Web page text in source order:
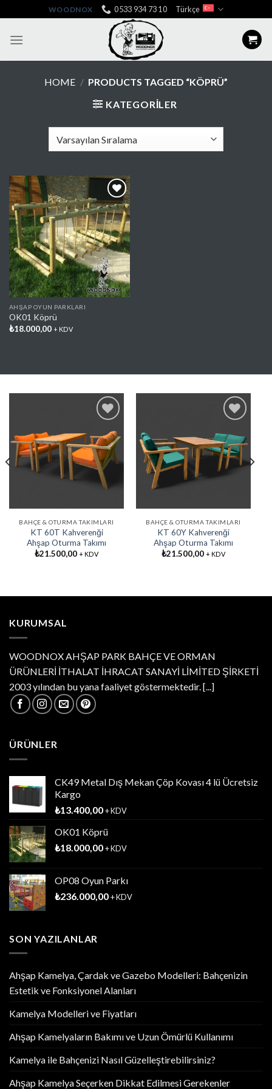
to
content
WOODNOX 0533 934 73 10 Türkçe
HOME / PRODUCTS TAGGED “KÖPRÜ”
KATEGORILER
Favorilere
Ekle
AHŞAP OYUN PARKLARI
OK01 Köprü
₺18.000,00 + KDV
Favorilere
Ekle
BAHÇE & OTURMA TAKIMLARI
KT 60T Kahverenği
Ahşap Oturma Takımı
₺21.500,00 + KDV
Favorilere
Ekle
BAHÇE & OTURMA TAKIMLARI
KT 60Y Kahverenği
Ahşap Oturma Takımı
₺21.500,00 + KDV
KURUMSAL
WOODNOX AHŞAP PARK BAHÇE VE ORMAN
ÜRÜNLERİ İTHALAT İHRACAT SANAYİ LİMİTED ŞİRKETİ
2003 yılından bu yana faaliyet göstermektedir.[...]
ÜRÜNLER
CK49 Metal Dış Mekan Çöp Kovası 4 lü Ücretsiz
Kargo
₺13.400,00+ KDV
OK01 Köprü
₺18.000,00+ KDV
OP08 Oyun Parkı
₺236.000,00+ KDV
SON YAZILANLAR
Ahşap Kamelya, Çardak ve Gazebo Modelleri: Bahçenizin
Estetik ve Fonksiyonel Alanları
Kamelya Modelleri ve Fiyatları
Ahşap Kamelyaların Bakımı ve Uzun Ömürlü Kullanımı
Kamelya ile Bahçenizi Nasıl Güzelleştirebilirsiniz?
Ahşap Kamelya Seçerken Dikkat Edilmesi Gerekenler